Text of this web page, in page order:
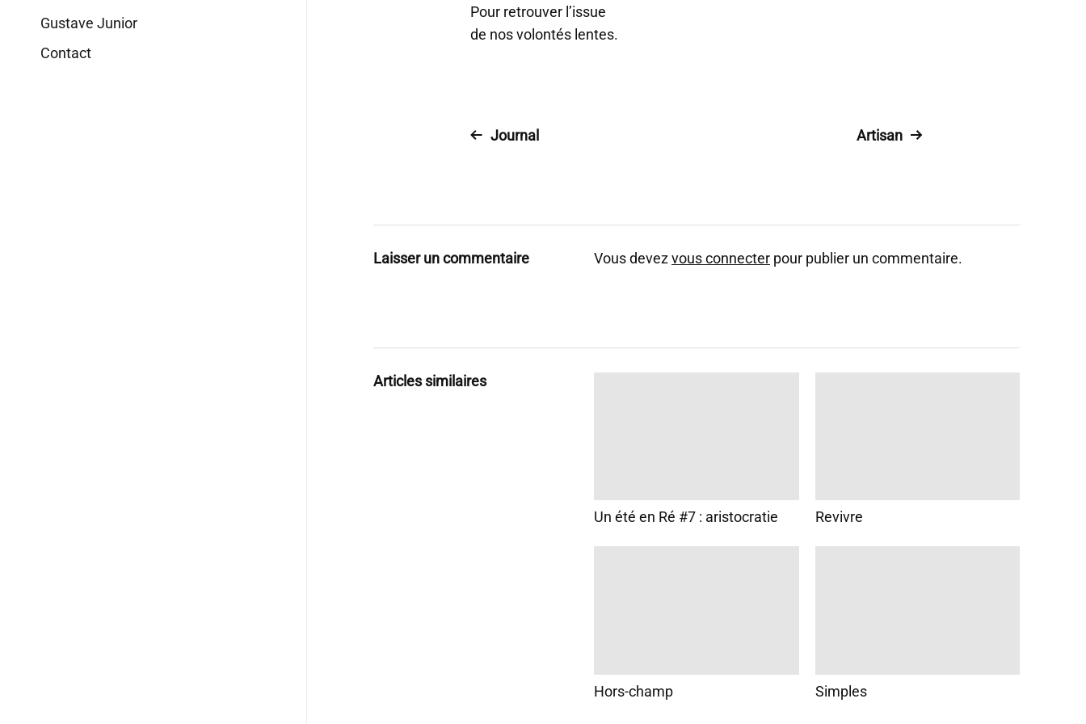
Gustave Junior
Contact
Pour retrouver l’issue
de nos volontés lentes.
Journal Artisan
Laisser un commentaire Vous devezvous connecter pour publier un commentaire.
Articles similaires
Un été en Ré #7 : aristocratie Revivre
Hors-champ Simples